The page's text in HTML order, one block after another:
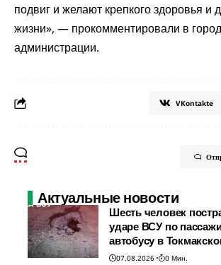
подвиг и желают крепкого здоровья и
жизни», — прокомментировали в
администрации.
VKontakte
Актуальные новости
Шесть человек
ударе ВСУ по
автобусу в
07.08.2026
0 Мин.